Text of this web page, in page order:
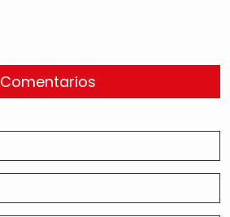
Comentarios